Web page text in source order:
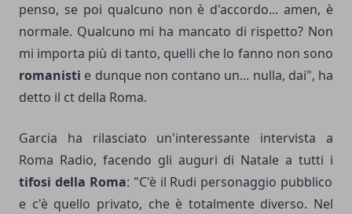
penso, se poi qualcuno non è d'accordo... amen, è
normale. Qualcuno mi ha mancato di rispetto? Non
mi importa più di tanto, quelli che lo fanno non sono
romanisti e dunque non contano un... nulla, dai", ha
detto il ct della Roma.
Garcia ha rilasciato un'interessante intervista a
Roma Radio, facendo gli auguri di Natale a tutti i
tifosi della Roma: "C'è il Rudi personaggio pubblico
e c'è quello privato, che è totalmente diverso. Nel